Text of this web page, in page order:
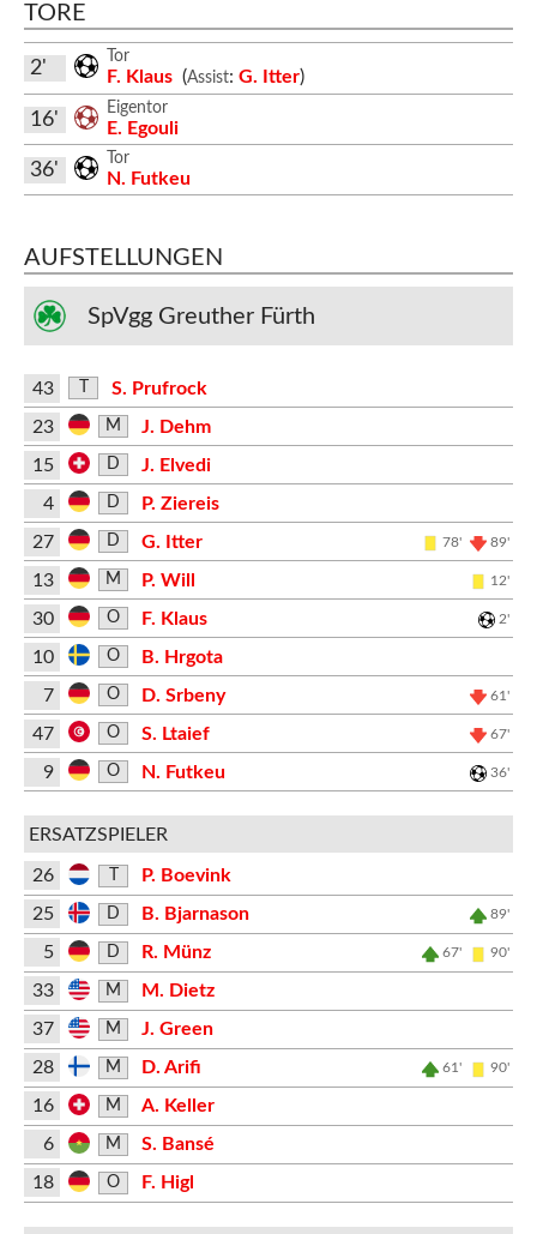
TORE
Tor
F. Klaus (Assist: G. Itter)
2'
Eigentor
E. Egouli
16'
Tor
N. Futkeu
36'
AUFSTELLUNGEN
SpVgg Greuther Fürth
43
S. Prufrock
23
M
J. Dehm
15
D
J. Elvedi
4
D
P. Ziereis
27
D G. Itter 78' 89'
13 M P. Will 12'
30 O F. Klaus 2'
10 O
B. Hrgota
7
O D. Srbeny 61'
47 O S. Ltaief 67'
9 O N. Futkeu 36'
ERSATZSPIELER
26
P. Boevink
25
D B. Bjarnason 89'
5 D R. Münz 67' 90'
33 M
M. Dietz
37
M
J. Green
28
M D. Arifi 61' 90'
16 M
A. Keller
6
M
S. Bansé
18
O F. Higl